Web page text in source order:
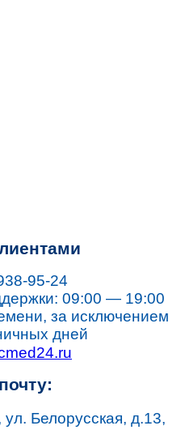
95-24
09:00 — 19:00
за исключением
дней
ул. Белорусская, д.13,